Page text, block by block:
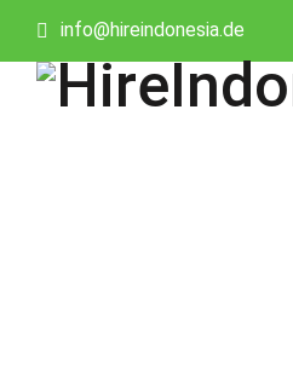
info@hireindonesia.de